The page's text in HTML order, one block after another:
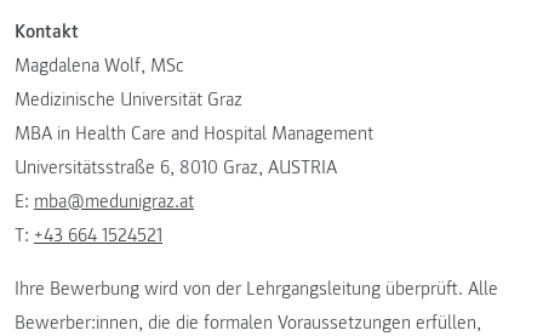
Kontakt
Magdalena Wolf, MSc
Medizinische Universität Graz
MBA in Health Care and Hospital Management
Universitätsstraße 6, 8010 Graz, AUSTRIA
E: mba@medunigraz.at
T: +43 664 1524521
Ihre Bewerbung wird von der Lehrgangsleitung überprüft. Alle
Bewerber:innen, die die formalen Voraussetzungen erfüllen,